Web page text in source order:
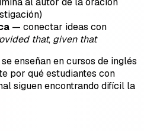
— conectar ideas con
that, given that
enseñan en cursos de inglés
por qué estudiantes con
siguen encontrando difícil la